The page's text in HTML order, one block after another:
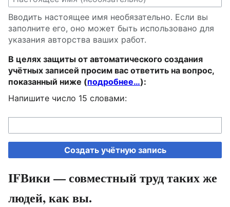
Вводить настоящее имя необязательно. Если вы
заполните его, оно может быть использовано для
указания авторства ваших работ.
В целях защиты от автоматического создания
учётных записей просим вас ответить на вопрос,
показанный ниже (подробнее…):
Напишите число 15 словами:
Создать учётную запись
IFВики — совместный труд таких же
людей, как вы.